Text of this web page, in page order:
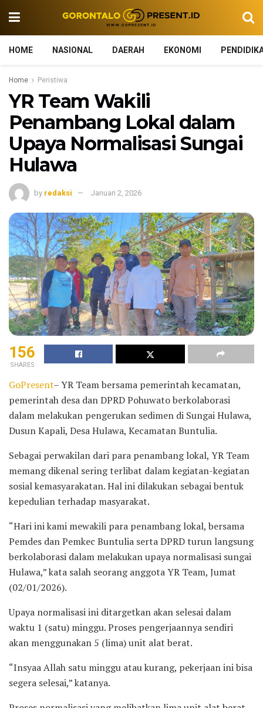
HOME NASIONAL DAERAH EKONOMI
Home Peristiwa
YR Team Wakili
Penambang Lokal dalam
Upaya Normalisasi Sungai
Hulawa
by redaksi Januari 2, 2026
156
SHARES
GoPresent– YR Team bersama pemerintah kecamatan,
pemerintah desa dan DPRD Pohuwato berkolaborasi
dalam melakukan pengerukan sedimen di Sungai Hulawa,
Dusun Kapali, Desa Hulawa, Kecamatan Buntulia.
Sebagai perwakilan dari para penambang lokal, YR Team
memang dikenal sering terlibat dalam kegiatan-kegiatan
sosial kemasyarakatan. Hal ini dilakukan sebagai bentuk
kepedulian terhadap masyarakat.
“Hari ini kami mewakili para penambang lokal, bersama
Pemdes dan Pemkec Buntulia serta DPRD turun langsung
berkolaborasi dalam melakukan upaya normalisasi sungai
Hulawa,” kata salah seorang anggota YR Team, Jumat
(02/01/2026).
Upaya normalisasi ini ditargetkan akan selesai dalam
waktu 1 (satu) minggu. Proses pengerjaannya sendiri
akan menggunakan 5 (lima) unit alat berat.
“Insyaa Allah satu minggu atau kurang, pekerjaan ini bisa
segera selesai,” katanya.